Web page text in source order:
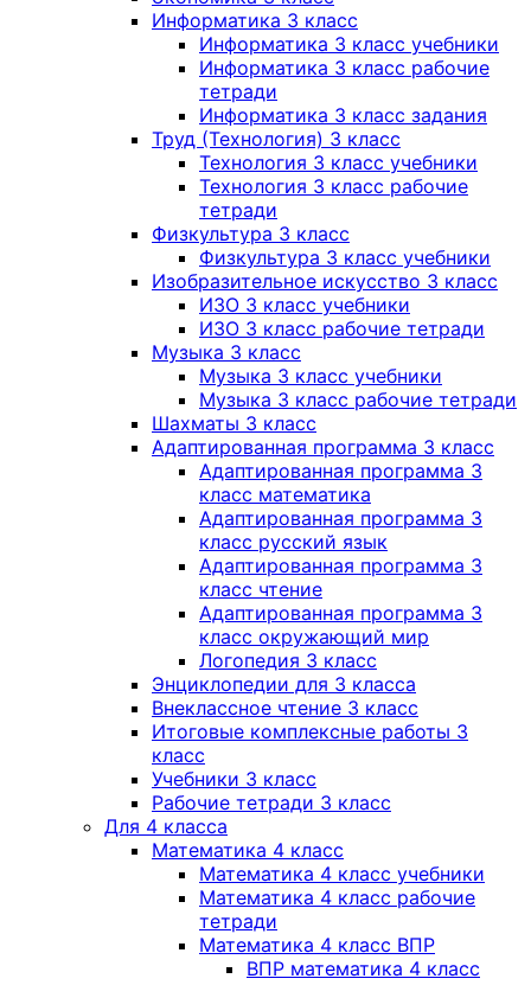
Информатика 3 класс
Информатика 3 класс учебники
Информатика 3 класс рабочие
тетради
Информатика 3 класс задания
Труд (Технология) 3 класс
Технология 3 класс учебники
Технология 3 класс рабочие
тетради
Физкультура 3 класс
Физкультура 3 класс учебники
Изобразительное искусство 3 класс
ИЗО 3 класс учебники
ИЗО 3 класс рабочие тетради
Музыка 3 класс
Музыка 3 класс учебники
Музыка 3 класс рабочие тетради
Шахматы 3 класс
Адаптированная программа 3 класс
Адаптированная программа 3
класс математика
Адаптированная программа 3
класс русский язык
Адаптированная программа 3
класс чтение
Адаптированная программа 3
класс окружающий мир
Логопедия 3 класс
Энциклопедии для 3 класса
Внеклассное чтение 3 класс
Итоговые комплексные работы 3
класс
Учебники 3 класс
Рабочие тетради 3 класс
Для 4 класса
Математика 4 класс
Математика 4 класс учебники
Математика 4 класс рабочие
тетради
Математика 4 класс ВПР
ВПР математика 4 класс